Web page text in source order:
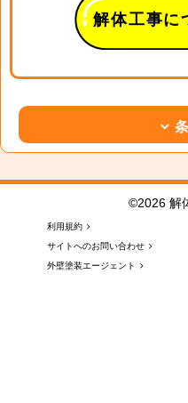
解体工事に
©2026 解
利用規約
サイトへのお問い合わせ
外壁塗装エージェント